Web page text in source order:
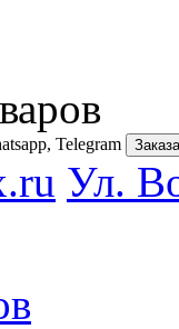
Telegram
Ул.